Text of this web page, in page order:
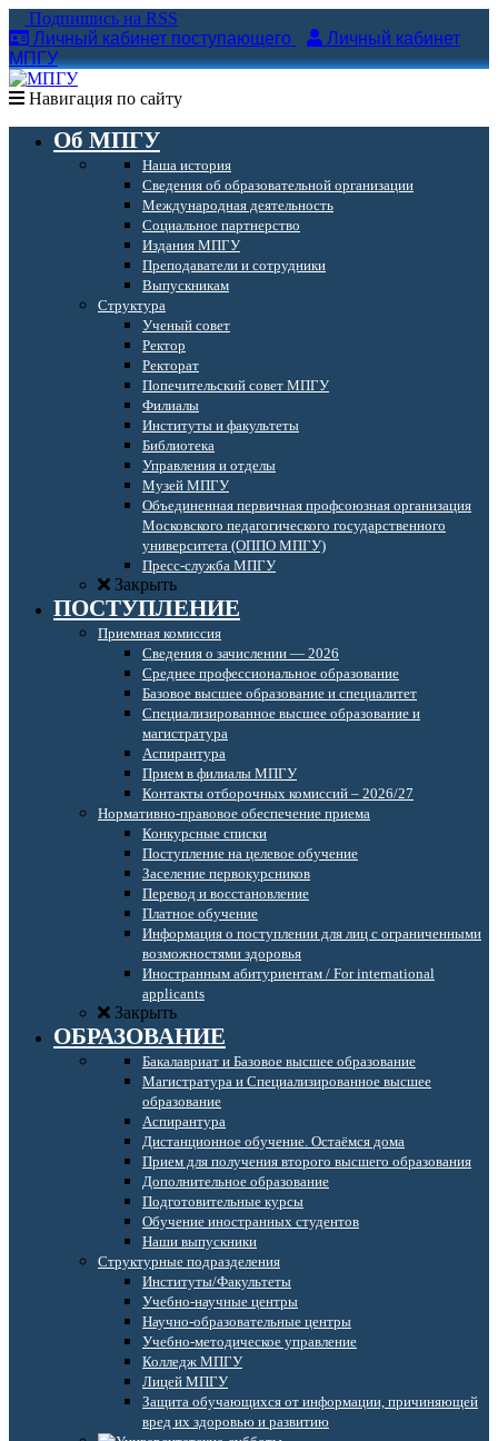
Подпишись на RSS
Личный кабинет поступающего
Личный кабинет
МПГУ
Навигация по сайту
Об МПГУ
Наша история
Сведения об образовательной организации
Международная деятельность
Социальное партнерство
Издания МПГУ
Преподаватели и сотрудники
Выпускникам
Структура
Ученый совет
Ректор
Ректорат
Попечительский совет МПГУ
Филиалы
Институты и факультеты
Библиотека
Управления и отделы
Музей МПГУ
Объединенная первичная профсоюзная организация
Московского педагогического государственного
университета (ОППО МПГУ)
Пресс-служба МПГУ
Закрыть
ПОСТУПЛЕНИЕ
Приемная комиссия
Сведения о зачислении — 2026
Среднее профессиональное образование
Базовое высшее образование и специалитет
Специализированное высшее образование и
магистратура
Аспирантура
Прием в филиалы МПГУ
Контакты отборочных комиссий – 2026/27
Нормативно-правовое обеспечение приема
Конкурсные списки
Поступление на целевое обучение
Заселение первокурсников
Перевод и восстановление
Платное обучение
Информация о поступлении для лиц с ограниченными
возможностями здоровья
Иностранным абитуриентам / For international
applicants
Закрыть
ОБРАЗОВАНИЕ
Бакалавриат и Базовое высшее образование
Магистратура и Специализированное высшее
образование
Аспирантура
Дистанционное обучение. Остаёмся дома
Прием для получения второго высшего образования
Дополнительное образование
Подготовительные курсы
Обучение иностранных студентов
Наши выпускники
Структурные подразделения
Институты/Факультеты
Учебно-научные центры
Научно-образовательные центры
Учебно-методическое управление
Колледж МПГУ
Лицей МПГУ
Защита обучающихся от информации, причиняющей
вред их здоровью и развитию